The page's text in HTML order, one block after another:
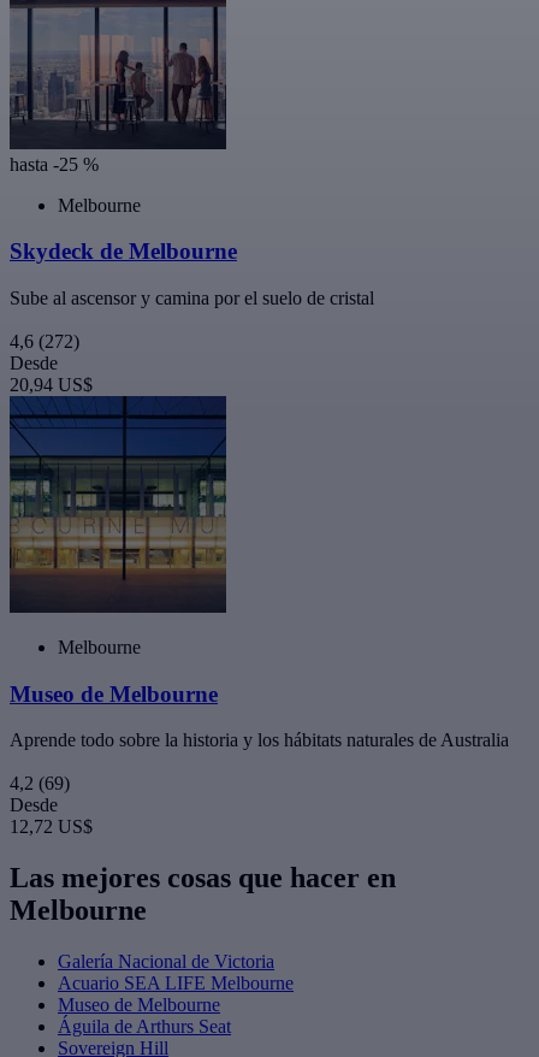
hasta -25 %
Melbourne
Skydeck de Melbourne
Sube al ascensor y camina por el suelo de cristal
4,6 (272)
Desde
20,94 US$
Melbourne
Museo de Melbourne
Aprende todo sobre la historia y los hábitats naturales de Australia
4,2 (69)
Desde
12,72 US$
Las mejores cosas que hacer en
Melbourne
Galería Nacional de Victoria
Acuario SEA LIFE Melbourne
Museo de Melbourne
Águila de Arthurs Seat
Sovereign Hill